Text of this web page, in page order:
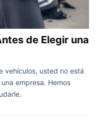
de Elegir una
vehículos, usted no está
empresa. Hemos